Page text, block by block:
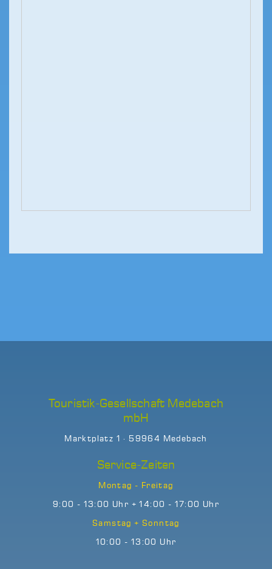
Touristik-Gesellschaft Medebach
mbH
Marktplatz 1 · 59964 Medebach
Service-Zeiten
Montag - Freitag
9:00 - 13:00 Uhr + 14:00 - 17:00 Uhr
Samstag + Sonntag
10:00 - 13:00 Uhr